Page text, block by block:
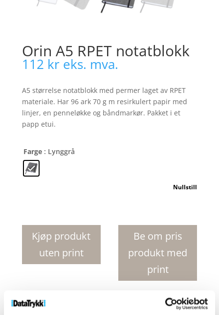
Orin A5 RPET notatblokk
112 kr eks. mva.
A5 størrelse notatblokk med permer laget av RPET
materiale. Har 96 ark 70 g m resirkulert papir med
linjer, en penneløkke og båndmarkør. Pakket i et
papp etui.
Farge : Lynggrå
Nullstill
RPET
notatblokk
antall
Kjøp produkt
uten print
Be om pris
produkt med
print
Produktnr: Notatbøker,Papir